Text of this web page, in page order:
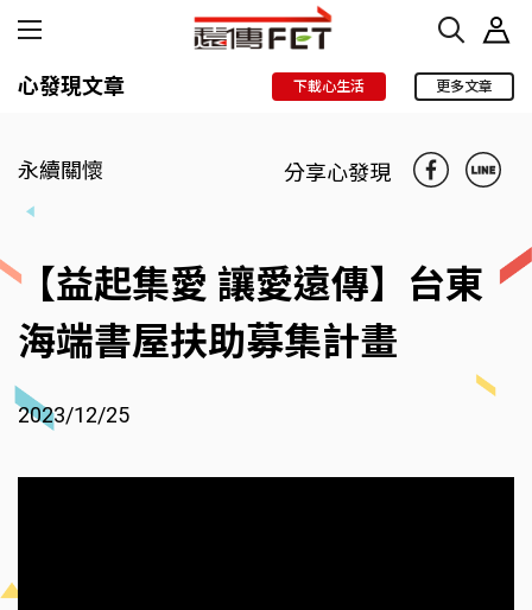
心發現文章 下載心生活 更多文章
永續關懷 分享心發現
【益起集愛 讓愛遠傳】台東
海端書屋扶助募集計畫
2023/12/25